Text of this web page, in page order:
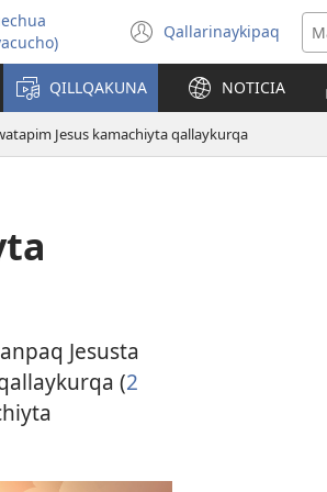
Rimaynikita
akllay
Qallarinaykipaq
(abre
una
nueva
ventana)
QILLQAKUNA NOTICIA
Jesus kamachiyta qallaykurqa
Jesusta
(2